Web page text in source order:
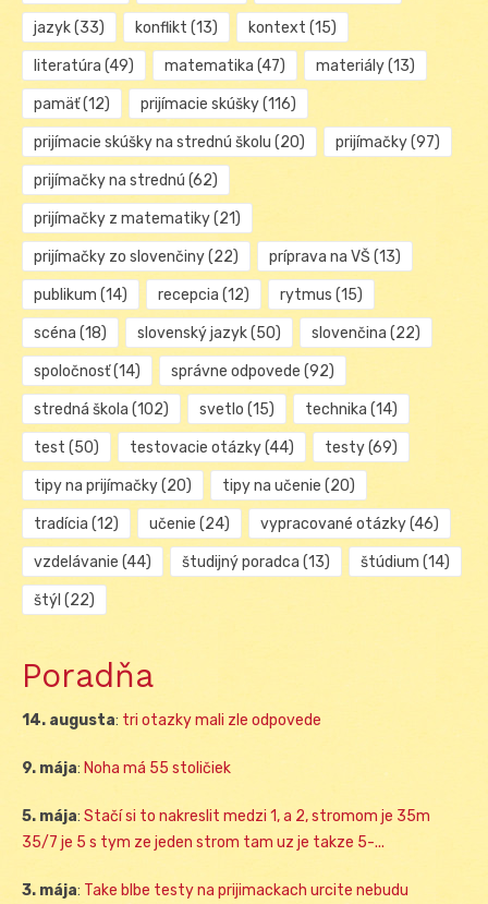
jazyk(33) konflikt (13) kontext (15)
literatúra (49) matematika (47) materiály(13)
pamäť(12) prijímacie skúšky(116)
prijímacie skúšky na strednú školu (20) prijímačky(97)
prijímačky na strednú (62)
prijímačky z matematiky(21)
prijímačky zo slovenčiny(22) príprava na VŠ (13)
publikum (14) recepcia (12) rytmus (15)
scéna (18) slovenský jazyk(50) slovenčina (22)
spoločnosť(14) správne odpovede (92)
stredná škola (102) svetlo (15) technika (14)
test (50) testovacie otázky(44) testy(69)
tipy na prijímačky(20) tipy na učenie (20)
tradícia (12) učenie (24) vypracované otázky(46)
vzdelávanie (44) študijný poradca (13) štúdium (14)
štýl (22)
Poradňa
14. augusta: tri otazky mali zle odpovede
9. mája: Noha má 55 stoličiek
5. mája: Stačí si to nakreslit medzi 1, a 2, stromom je 35m
35/7 je 5 s tym ze jeden strom tam uz je takze 5-...
3. mája: Take blbe testy na prijimackach urcite nebudu